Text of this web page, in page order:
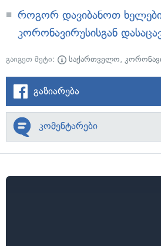
როგორ დავიბანოთ
კორონავირუსისგან
გაიგეთ მეტი: საქართველო,
გაზიარება
კომენტარები